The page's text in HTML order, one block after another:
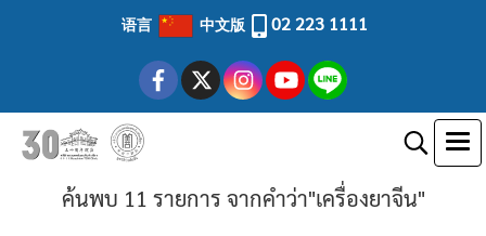
语言 中文版 02 223 1111
ค้นพบ 11 รายการ จากคำว่า"เครื่องยาจีน"